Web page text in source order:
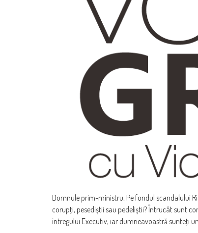
Domnule prim-ministru, Pe fondul scandalului
corupţi, pesediştii sau pedeliştii? Întrucât sunt
întregului Executiv, iar dumneavoastră sunteţi